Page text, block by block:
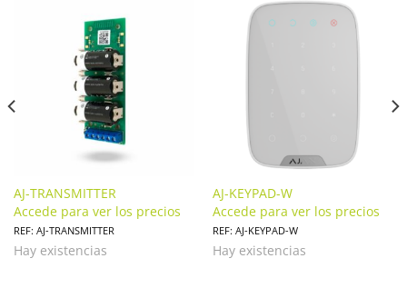
AJ-TRANSMITTER
Accede para ver los precios
REF: AJ-TRANSMITTER
Hay existencias
AJ-KEYPAD-W
Accede para ver los precios
REF: AJ-KEYPAD-W
Hay existencias